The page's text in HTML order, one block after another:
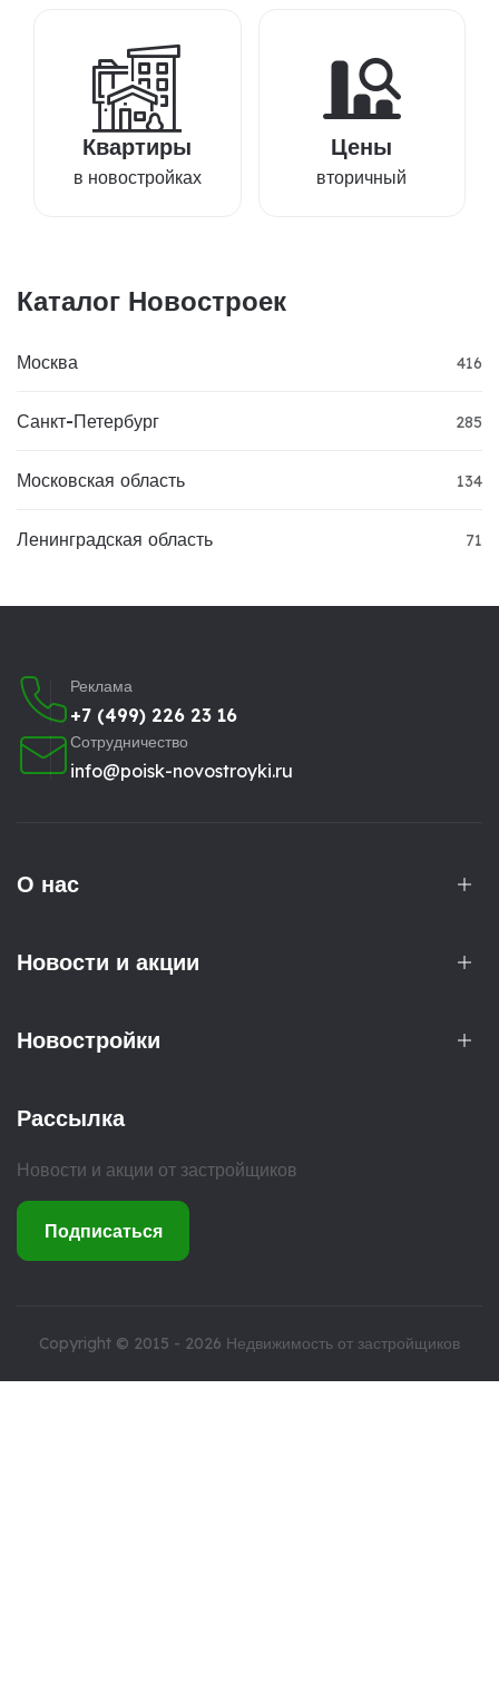
Квартиры
в новостройках
Цены
вторичный
Каталог Новостроек
Москва 416
Санкт-Петербург 285
Московская область 134
Ленинградская область 71
Реклама
+7 (499) 226 23 16
Сотрудничество
info@poisk-novostroyki.ru
О нас
Новости и акции
Новостройки
Рассылка
Новости и акции от застройщиков
Подписаться
Copyright © 2015 - 2026 Недвижимость от застройщиков